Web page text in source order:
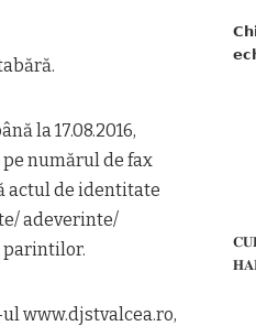
la 17.08.2016,
numărul de fax
actul de identitate
adeverinte/
parintilor.
www.djstvalcea.ro,